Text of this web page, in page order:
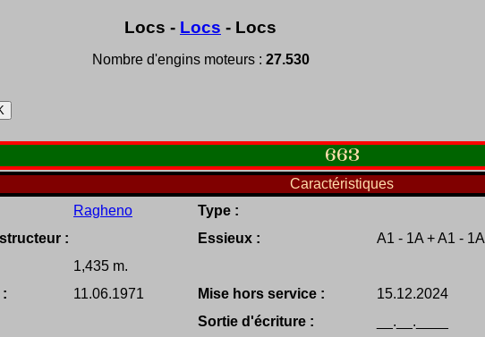
Locs - Locs - Locs
Nombre d'engins moteurs : 27.530
663
Caractéristiques
Ragheno
Type :
:
Essieux :
A1 - 1A + A1 - 1A
1,435 m.
11.06.1971 Mise hors service :
15.12.2024
Sortie d'écriture :
__.__.____